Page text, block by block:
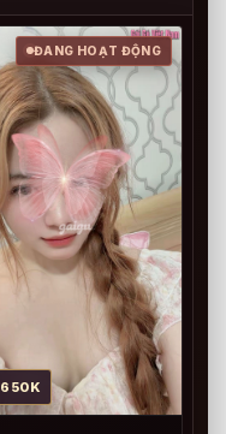
ĐANG HOẠT ĐỘNG
650K